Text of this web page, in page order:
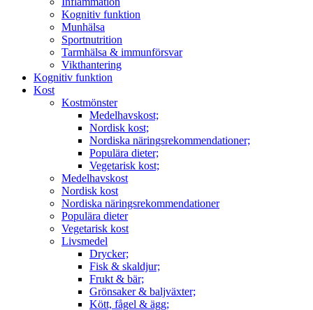
Kognitiv funktion
Munhälsa
Sportnutrition
Tarmhälsa & immunförsvar
Vikthantering
Kognitiv funktion
Kost
Kostmönster
Medelhavskost;
Nordisk kost;
Nordiska näringsrekommendationer;
Populära dieter;
Vegetarisk kost;
Medelhavskost
Nordisk kost
Nordiska näringsrekommendationer
Populära dieter
Vegetarisk kost
Livsmedel
Drycker;
Fisk & skaldjur;
Frukt & bär;
Grönsaker & baljväxter;
Kött, fågel & ägg;